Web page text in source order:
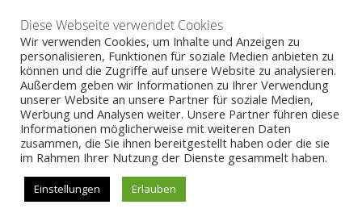
Aktuelles Unternehmen
SKIP
TO
CONTENT
Wissen>>Print-on-Demand
Print-on-Demand
Der BegriffPrint-on-Demand(engl. für „Druck auf Anfrage“) stammt
aus der Verlagsbranche und bezeichnet eine Digitaldrucktechnik, die in
Diese Webseite verwendet Cookies
Wir verwenden Cookies, um Inhalte und Anzeigen zu
personalisieren, Funktionen für soziale Medien anbieten zu
können und die Zugriffe auf unsere Website zu analysieren.
Außerdem geben wir Informationen zu Ihrer Verwendung
unserer Website an unsere Partner für soziale Medien,
Werbung und Analysen weiter. Unsere Partner führen diese
Informationen möglicherweise mit weiteren Daten
zusammen, die Sie ihnen bereitgestellt haben oder die sie
im Rahmen Ihrer Nutzung der Dienste gesammelt haben.
Einstellungen Erlauben